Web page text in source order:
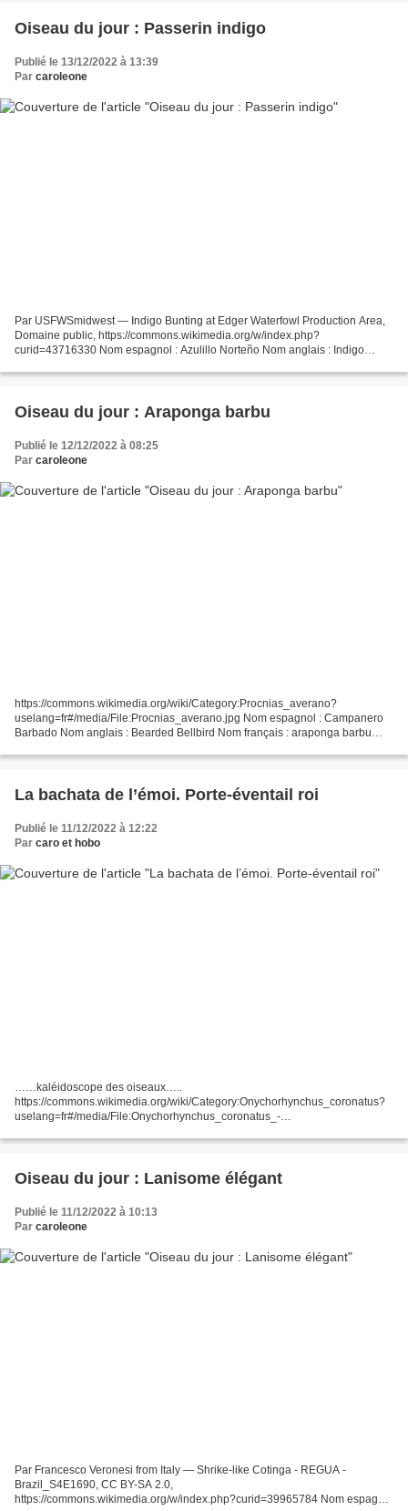
Oiseau du jour : Passerin indigo
Publié le 13/12/2022 à 13:39
Par caroleone
Par USFWSmidwest — Indigo Bunting at Edger Waterfowl Production Area,
Domaine public, https://commons.wikimedia.org/w/index.php?
curid=43716330 Nom espagnol : Azulillo Norteño Nom anglais : Indigo
Oiseau du jour : Araponga barbu
Publié le 12/12/2022 à 08:25
Par caroleone
https://commons.wikimedia.org/wiki/Category:Procnias_averano?
uselang=fr#/media/File:Procnias_averano.jpg Nom espagnol : Campanero
Barbado Nom anglais : Bearded Bellbird Nom français : araponga barbu
La bachata de l’émoi. Porte-éventail roi
Publié le 11/12/2022 à 12:22
Par caro et hobo
……kaléidoscope des oiseaux…..
https://commons.wikimedia.org/wiki/Category:Onychorhynchus_coronatus?
uselang=fr#/media/File:Onychorhynchus_coronatus_-
dans l’horizon seyant Des oiseaux de...
Oiseau du jour : Lanisome élégant
Publié le 11/12/2022 à 10:13
Par caroleone
Par Francesco Veronesi from Italy — Shrike-like Cotinga - REGUA -
Brazil_S4E1690, CC BY-SA 2.0,
https://commons.wikimedia.org/w/index.php?curid=39965784 Nom espagnol